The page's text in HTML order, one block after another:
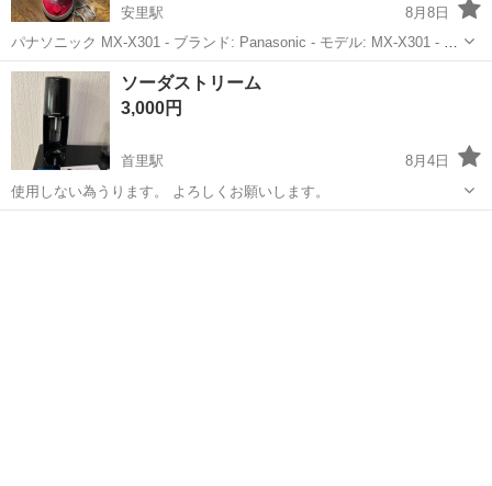
安里駅
8月8日
パナソニック MX-X301 - ブランド: Panasonic - モデル: MX-X301 - 色:
ホワイト／レッド - 機能: ミキサー 数年前に家電量販店にて購入。 使
用回数は数回程度。その後、...
沖縄 那覇市 安里駅 キッチン家電
ソーダストリーム
3,000円
首里駅
8月4日
使用しない為うります。 よろしくお願いします。